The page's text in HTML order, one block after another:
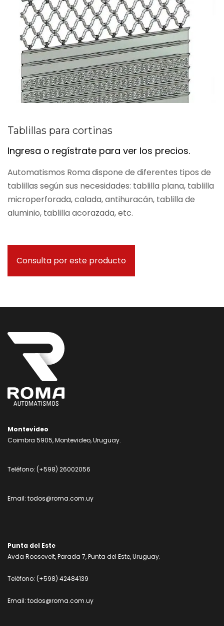
Tablillas para cortinas
Ingresa o regístrate para ver los precios.
Automatismos Roma dispone de diferentes tipos de
tablillas según sus necesidades: tablilla plana, tablilla
microperforada, calada, antihuracán, tablilla de
aluminio, tablilla acorazada, etc.
Consulta por este producto
Montevideo
Coimbra 5905, Montevideo, Uruguay.
Teléfono: (+598) 26002056
Email: todos@roma.com.uy
Punta del Este
Avda Roosevelt, Parada 7, Punta del Este, Uruguay.
Teléfono: (+598) 42484139
Email: todos@roma.com.uy